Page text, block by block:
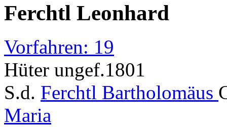
Ferchtl Leonhard
Vorfahren: 19
Hüter ungef.1801
S.d. Ferchtl Bartholomäus
Maria